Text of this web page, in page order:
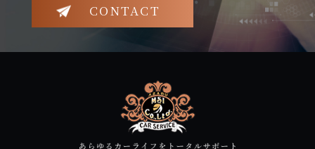
CONTACT